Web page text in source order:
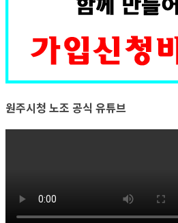
원주시청 노조 공식 유튜브